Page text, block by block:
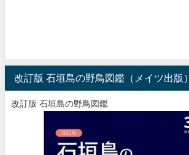
改訂版 石垣島の野鳥図鑑（メイツ出版）
改訂版 石垣島の野鳥図鑑